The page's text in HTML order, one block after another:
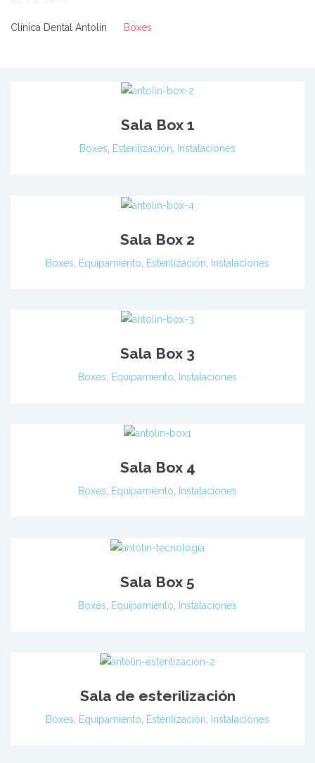
Clínica Dental Antolín Boxes
Sala Box 1
Boxes, Esterilización, Instalaciones
Sala Box 2
Boxes Equipamiento Esterilización Instalaciones
Sala Box 3
Boxes Equipamiento Instalaciones
Sala Box 4
Boxes, Equipamiento, Instalaciones
Sala Box 5
Boxes Equipamiento Instalaciones
Sala de esterilización
Boxes Equipamiento Esterilización Instalaciones